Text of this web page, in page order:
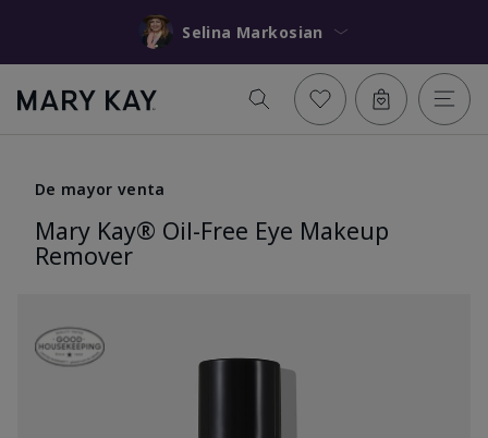
Selina Markosian
De mayor venta
Mary Kay® Oil-Free Eye Makeup
Remover